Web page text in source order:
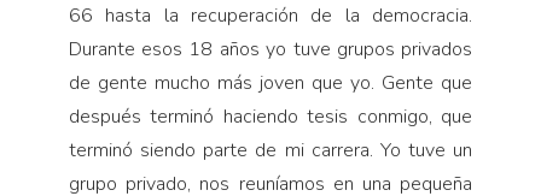
66 hasta la recuperación de la democracia.
Durante esos 18 años yo tuve grupos privados
de gente mucho más joven que yo. Gente que
después terminó haciendo tesis conmigo, que
terminó siendo parte de mi carrera. Yo tuve un
grupo privado, nos reuníamos en una pequeña